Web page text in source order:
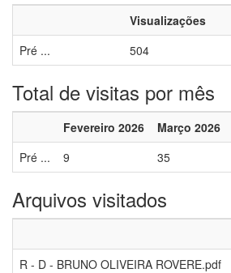
Visualizações
Pré ...
504
Total de visitas por mês
Fevereiro 2026 Março 2026
Pré ...
9 35
Arquivos visitados
R - D - BRUNO OLIVEIRA ROVERE.pdf